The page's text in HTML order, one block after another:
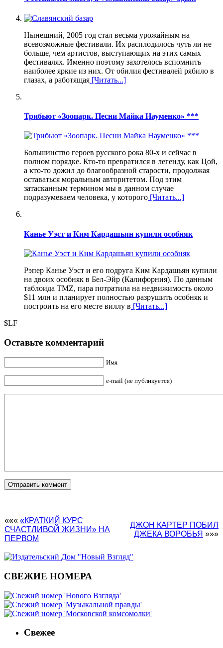
Нынешний, 2005 год стал весьма урожайным на
всевозможные фестивали. Их расплодилось чуть ли не
больше, чем артистов, выступающих на этих самых
фестивалях. Именно поэтому захотелось вспомнить
наиболее яркие из них. От обилия фестивалей рябило в
глазах, а работящая [Читать...]
Трибьют «Зоопарк. Песни Майка Науменко» ***
Большинство героев русского рока 80-х и сейчас в
полном порядке. Кто-то превратился в легенду, как Цой,
а кто-то дожил до благообразной старости, продолжая
оставаться моральным авторитетом. Под этим
затасканным термином мы в данном случае
подразумеваем человека, у которого [Читать...]
Канье Уэст и Ким Кардашьян купили особняк
Рэпер Канье Уэст и его подруга Ким Кардашьян купили
на двоих особняк в Бел-Эйр (Калифорния). По данным
таблоида TMZ, пара потратила на недвижимость около
$11 млн и планирует полностью разрушить особняк и
построить на его месте виллу в [Читать...]
$LF
Оставьте комментарий
Имя
e-mail (не публикуется)
««« «КРАТКИЙ КУРС
СЧАСТЛИВОЙ ЖИЗНИ» НА
ПЕРВОМ
ДЖОН КАРТЕР ПОБИЛ
ДЖЕКА ВОРОБЬЯ »»»
СВЕЖИЕ НОМЕРА
Свежее